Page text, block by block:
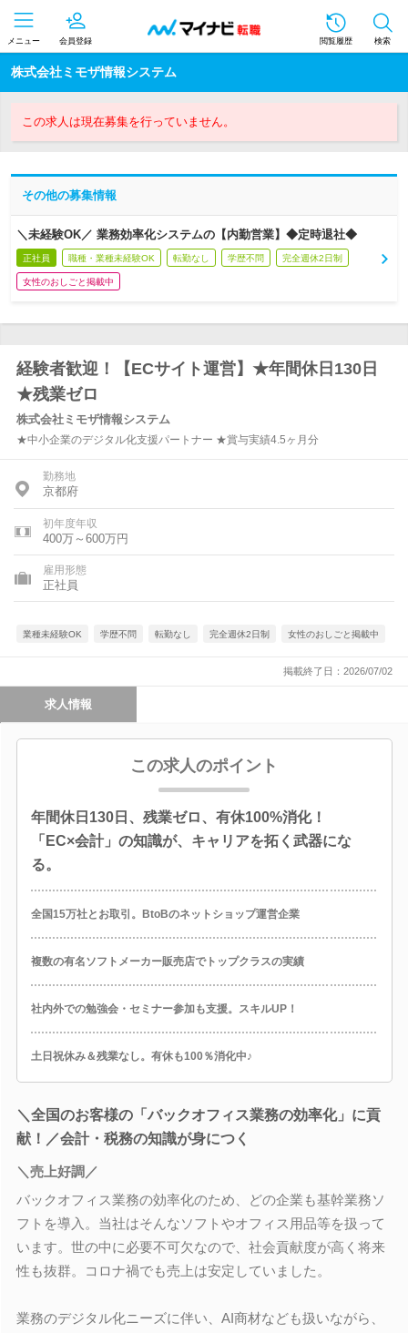
メニュー 会員登録 閲覧履歴 検索
株式会社ミモザ情報システム
この求人は現在募集を行っていません。
その他の募集情報
＼未経験OK／ 業務効率化システムの【内勤営業】◆定時退社◆
正社員 職種・業種未経験OK 転勤なし 学歴不問 完全週休2日制
女性のおしごと掲載中
経験者歓迎！【ECサイト運営】★年間休日130日
★残業ゼロ
株式会社ミモザ情報システム
★中小企業のデジタル化支援パートナー ★賞与実績4.5ヶ月分
勤務地
京都府
初年度年収
400万～600万円
雇用形態
正社員
業種未経験OK 学歴不問 転勤なし 完全週休2日制 女性のおしごと掲載中
掲載終了日：2026/07/02
求人情報
この求人のポイント
年間休日130日、残業ゼロ、有休100%消化！
「EC×会計」の知識が、キャリアを拓く武器にな
る。
全国15万社とお取引。BtoBのネットショップ運営企業
複数の有名ソフトメーカー販売店でトップクラスの実績
社内外での勉強会・セミナー参加も支援。スキルUP！
土日祝休み＆残業なし。有休も100％消化中♪
＼全国のお客様の「バックオフィス業務の効率化」に貢
献！／会計・税務の知識が身につく
＼売上好調／
バックオフィス業務の効率化のため、どの企業も基幹業務ソ
フトを導入。当社はそんなソフトやオフィス用品等を扱って
います。世の中に必要不可欠なので、社会貢献度が高く将来
性も抜群。コロナ禍でも売上は安定していました。
業務のデジタル化ニーズに伴い、AI商材なども扱いながら、